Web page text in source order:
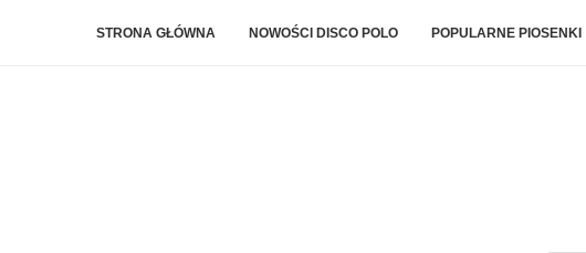
STRONA GŁÓWNA NOWOŚCI DISCO POLO POPULARNE PIOSENKI